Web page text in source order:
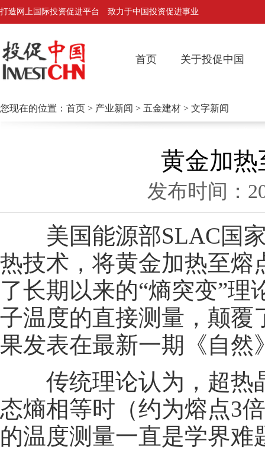
打造网上国际投资促进平台 致力于中国投资促进事业
首页 关于投促中国
您现在的位置： 首页 > 产业新闻 > 五金建材 > 文字新闻
黄金加热
发布时间
美国能源部SLAC国家
热技术，将黄金加热至熔
了长期以来的“熵突变”
子温度的直接测量，颠覆
果发表在最新一期《自然
传统理论认为，超热晶
态熵相等时（约为熔点3
的温度测量一直是学界